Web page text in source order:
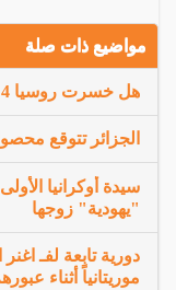
مواضيع ذات صلة
هل خسرت روسيا 4 آلاف دبابة في أوكرانيا؟
الجزائر تتوقع
سيدة أوكرانيا
"يهودية" زوجها
موريتانياً أثناء